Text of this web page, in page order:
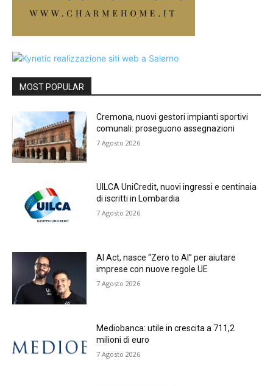
MOST POPULAR
Cremona, nuovi gestori impianti sportivi
comunali: proseguono assegnazioni
7 Agosto 2026
UILCA UniCredit, nuovi ingressi e centinaia
di iscritti in Lombardia
7 Agosto 2026
AI Act, nasce “Zero to AI” per aiutare
imprese con nuove regole UE
7 Agosto 2026
Mediobanca: utile in crescita a 711,2
milioni di euro
7 Agosto 2026